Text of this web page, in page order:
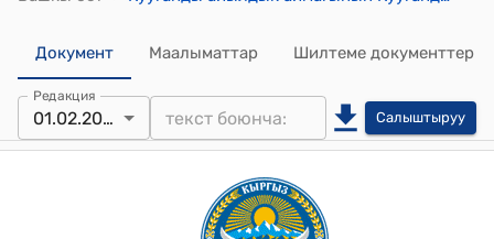
Документ Маалыматтар Шилтеме документтер
Редакция
01.02.2024 Салыштыруу